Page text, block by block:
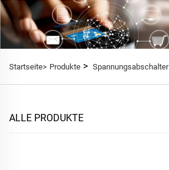
Startseite> Produkte > Spannungsabschalter
ALLE PRODUKTE